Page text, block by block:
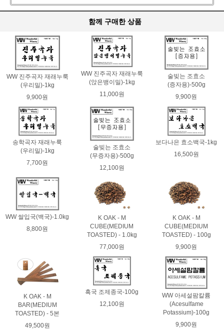
함께 구매한 상품
WW 진주곡자 재래누룩
(우리밀)-1kg
9,900원
WW 진주곡자 재래누룩
(앉은뱅이밀)-1kg
11,000원
술빚는 조효소
(증자용)-500g
9,900원
송학곡자 재래누룩
(우리밀)-1kg
7,700원
술빚는 조효소
(무증자용)-500g
12,100원
보다나은 효소백국-1kg
16,500원
WW 쌀입국(백국)-1.0kg
8,800원
K OAK - M
CUBE(MEDIUM
TOASTED) - 1.0kg
77,000원
K OAK - M
CUBE(MEDIUM
TOASTED) - 100g
9,900원
K OAK - M
BAR(MEDIUM
TOASTED) - 5본
49,500원
흑국 조제종국-100g
12,100원
WW 아세설팜칼륨
(Acesulfame
Potassium)-100g
9,900원